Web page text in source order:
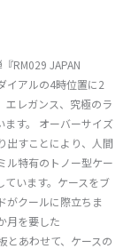
RM029 JAPAN
イアルの4時位置に2
エレガンス、究極のラ
ます。 オーバーサイズ
出すことにより、人間
ル特有のトノー型ケー
ています。ケースをブ
がクールに際立ちま
月を要した
とあわせて、ケースの